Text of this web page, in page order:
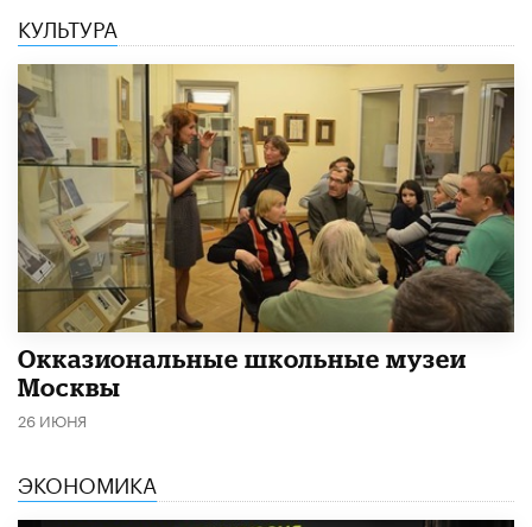
КУЛЬТУРА
​Окказиональные школьные музеи
Москвы
26 ИЮНЯ
ЭКОНОМИКА